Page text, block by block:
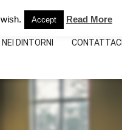
info@bebhoteicatania.it
NEI DINTORNI CONTATTACI
Accept Read More